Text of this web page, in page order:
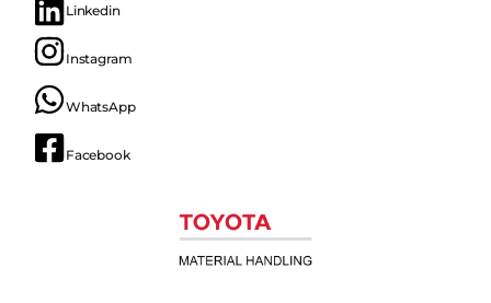
Linkedin
Instagram
WhatsApp
Facebook